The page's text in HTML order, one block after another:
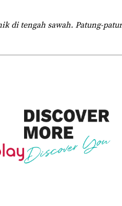
di tengah sawah. Patung-